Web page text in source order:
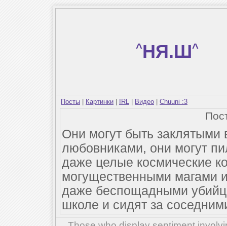
^НЯ.Ш^
Посты Картинки IRL Видео Chuuni :3
Они могут быть заклятыми
любовниками, они могут
даже целые космические
могущественными магами
даже беспощадными
школе и сидят за